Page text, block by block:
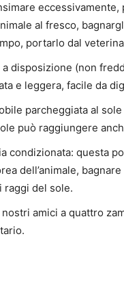
al fresco,
portarlo dal
disposizione (non
e leggera, facile da
parcheggiata al
può raggiungere
condizionata: questa
dell’animale,
raggi del sole.
amici a quattro